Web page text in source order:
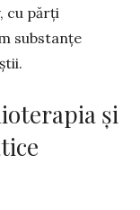
cu părți
sub­stanțe
și